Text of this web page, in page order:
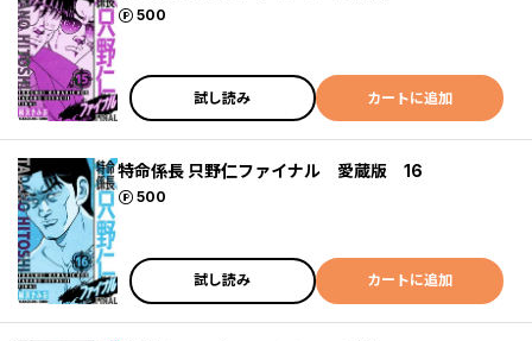
500
ポイント
試し読み カートに追加
特命係長 只野仁ファイナル 愛蔵版 16
500
ポイント
試し読み カートに追加